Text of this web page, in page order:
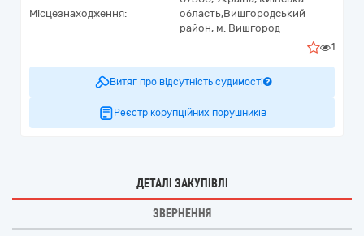
Місцезнаходження:
область,Вишгородський
район, м. Вишгород
1
Витяг про відсутність судимості
Реєстр корупційних порушників
ДЕТАЛІ ЗАКУПІВЛІ
ЗВЕРНЕННЯ